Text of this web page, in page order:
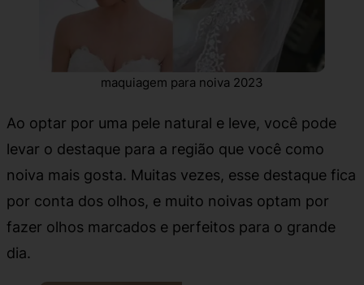
maquiagem para noiva 2023
Ao optar por uma pele natural e leve, você pode
levar o destaque para a região que você como
noiva mais gosta. Muitas vezes, esse destaque fica
por conta dos olhos, e muito noivas optam por
fazer olhos marcados e perfeitos para o grande
dia.